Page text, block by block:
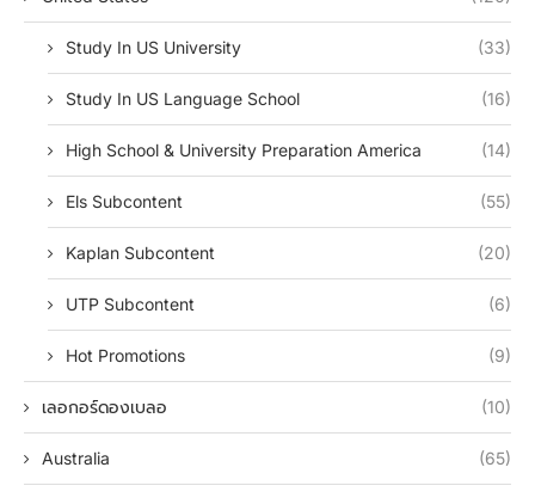
Study In US University (33)
Study In US Language School (16)
High School & University Preparation America (14)
Els Subcontent (55)
Kaplan Subcontent (20)
UTP Subcontent (6)
Hot Promotions (9)
เลอกอร์ดองเบลอ (10)
Australia (65)